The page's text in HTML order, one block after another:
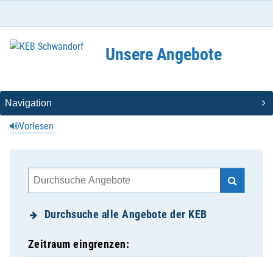
Vorlesen
Unsere Angebote
Durchsuche alle Angebote der KEB
Zeitraum eingrenzen: